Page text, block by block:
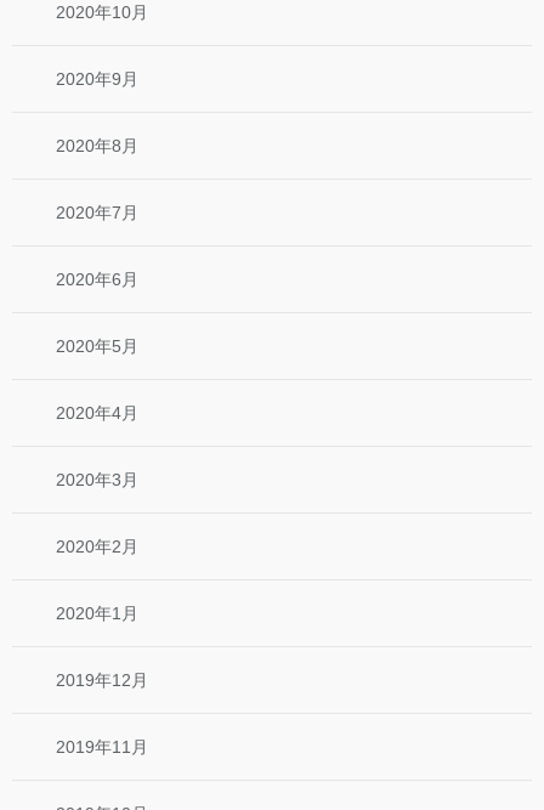
2020年10月
2020年9月
2020年8月
2020年7月
2020年6月
2020年5月
2020年4月
2020年3月
2020年2月
2020年1月
2019年12月
2019年11月